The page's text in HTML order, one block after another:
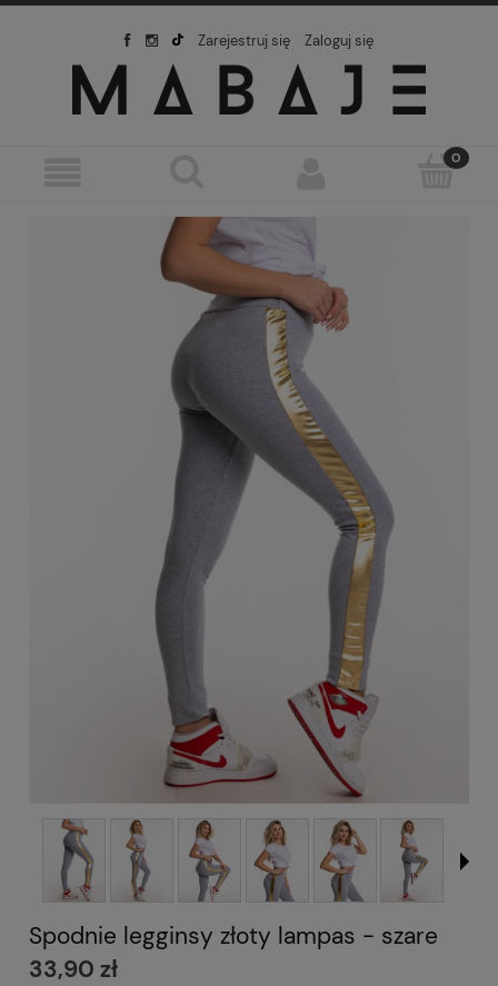
Zarejestruj się Zaloguj się
Spodnie legginsy złoty lampas - szare
33,90 zł